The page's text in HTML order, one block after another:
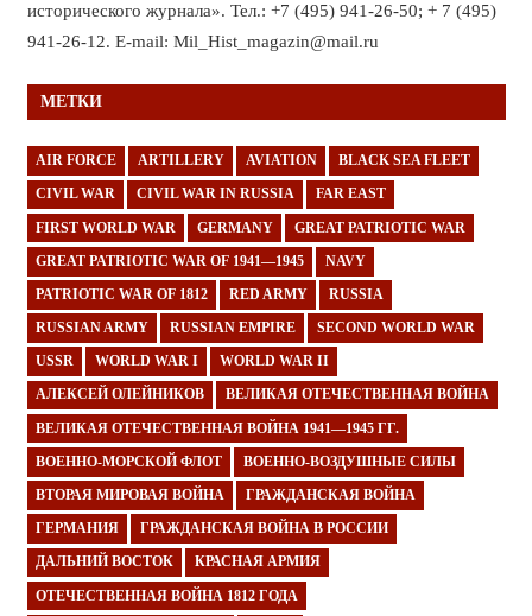
исторического журнала». Тел.: +7 (495) 941-26-50; + 7 (495)
941-26-12. E-mail: Mil_Hist_magazin@mail.ru
МЕТКИ
AIR FORCE ARTILLERY AVIATION BLACK SEA FLEET
CIVIL WAR CIVIL WAR IN RUSSIA FAR EAST
FIRST WORLD WAR GERMANY GREAT PATRIOTIC WAR
GREAT PATRIOTIC WAR OF 1941—1945 NAVY
PATRIOTIC WAR OF 1812 RED ARMY RUSSIA
RUSSIAN ARMY RUSSIAN EMPIRE SECOND WORLD WAR
USSR WORLD WAR I WORLD WAR II
АЛЕКСЕЙ ОЛЕЙНИКОВ ВЕЛИКАЯ ОТЕЧЕСТВЕННАЯ ВОЙНА
ВЕЛИКАЯ ОТЕЧЕСТВЕННАЯ ВОЙНА 1941—1945 ГГ.
ВОЕННО-МОРСКОЙ ФЛОТ ВОЕННО-ВОЗДУШНЫЕ СИЛЫ
ВТОРАЯ МИРОВАЯ ВОЙНА ГРАЖДАНСКАЯ ВОЙНА
ГЕРМАНИЯ ГРАЖДАНСКАЯ ВОЙНА В РОССИИ
ДАЛЬНИЙ ВОСТОК КРАСНАЯ АРМИЯ
ОТЕЧЕСТВЕННАЯ ВОЙНА 1812 ГОДА